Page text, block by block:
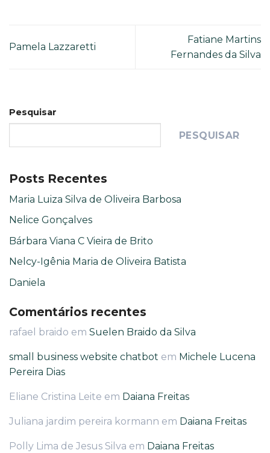
Pamela Lazzaretti
Fatiane Martins
Fernandes da Silva
Pesquisar
PESQUISAR
Posts Recentes
Maria Luiza Silva de Oliveira Barbosa
Nelice Gonçalves
Bárbara Viana C Vieira de Brito
Nelcy-Igênia Maria de Oliveira Batista
Daniela
Comentários recentes
rafael braido em Suelen Braido da Silva
small business website chatbot em Michele Lucena
Pereira Dias
Eliane Cristina Leite em Daiana Freitas
Juliana jardim pereira kormann em Daiana Freitas
Polly Lima de Jesus Silva em Daiana Freitas